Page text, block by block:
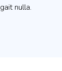
nulla.